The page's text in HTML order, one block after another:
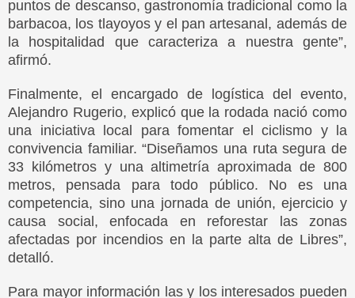
puntos de descanso, gastronomía tradicional como la
barbacoa, los tlayoyos y el pan artesanal, además de
la hospitalidad que caracteriza a nuestra gente”,
afirmó.
Finalmente, el encargado de logística del evento,
Alejandro Rugerio, explicó que la rodada nació como
una iniciativa local para fomentar el ciclismo y la
convivencia familiar. “Diseñamos una ruta segura de
33 kilómetros y una altimetría aproximada de 800
metros, pensada para todo público. No es una
competencia, sino una jornada de unión, ejercicio y
causa social, enfocada en reforestar las zonas
afectadas por incendios en la parte alta de Libres”,
detalló.
Para mayor información las y los interesados pueden